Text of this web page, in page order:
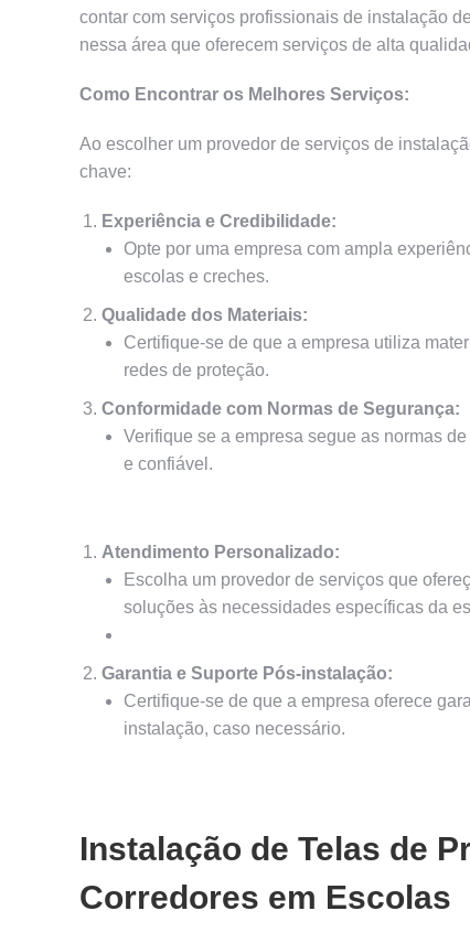
contar com serviços profissionais de instalação
nessa área que oferecem serviços de alta
Como Encontrar os Melhores Serviços:
Ao escolher um provedor de serviços de
chave:
Experiência e Credibilidade:
Opte por uma empresa com ampla
escolas e creches.
Qualidade dos Materiais:
Certifique-se de que a empresa utiliza
redes de proteção.
Conformidade com Normas de Segurança:
Verifique se a empresa segue as normas
e confiável.
Atendimento Personalizado:
Escolha um provedor de serviços que
soluções às necessidades específicas da
Garantia e Suporte Pós-instalação:
Certifique-se de que a empresa oferece
instalação, caso necessário.
Instalação de Telas de
Corredores em Escolas